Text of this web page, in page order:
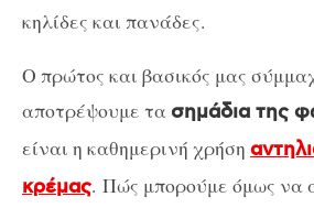
κηλίδες και πανάδες.
Ο πρώτος και βασικός μας
αποτρέψουμε τα σημάδια της
είναι η καθημερινή χρήση
κρέμας. Πώς μπορούμε όμως να